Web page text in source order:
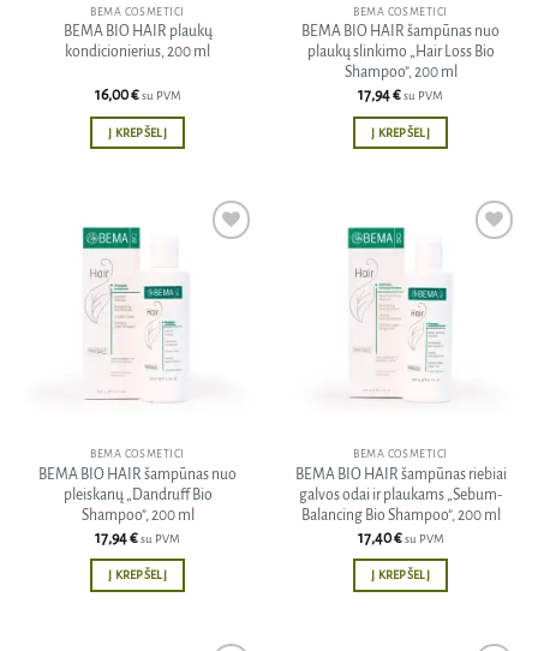
BEMA COSMETICI
BEMA BIO HAIR plaukų
kondicionierius, 200 ml
16,00€ su PVM
Į KREPŠELĮ
BEMA COSMETICI
BEMA BIO HAIR šampūnas nuo
plaukų slinkimo „Hair Loss Bio
Shampoo”, 200 ml
17,94€su PVM
Į KREPŠELĮ
BEMA COSMETICI
BEMA BIO HAIR šampūnas nuo
pleiskanų „Dandruff Bio
Shampoo”, 200 ml
17,94€su PVM
Į KREPŠELĮ
BEMA COSMETICI
BEMA BIO HAIR šampūnas riebiai
galvos odai ir plaukams „Sebum-
Balancing Bio Shampoo”, 200 ml
17,40€ su PVM
Į KREPŠELĮ